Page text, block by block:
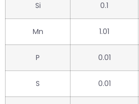
Si 0.1
Mn 1.01
P 0.01
S 0.01